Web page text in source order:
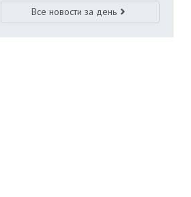
Все новости за день